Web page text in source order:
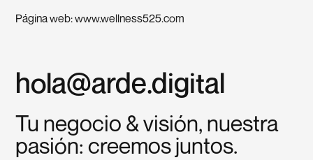
Página web:www.wellness525.com
hola@arde.digital
Tu negocio & visión, nuestra
pasión: creemos juntos.